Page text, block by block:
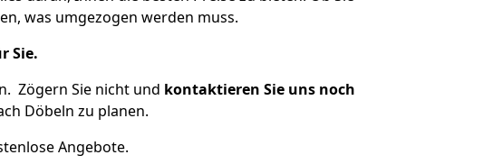
was umgezogen werden muss.
Sie.
Zögern Sie nicht und kontaktieren Sie uns noch
Döbeln zu planen.
Angebote.